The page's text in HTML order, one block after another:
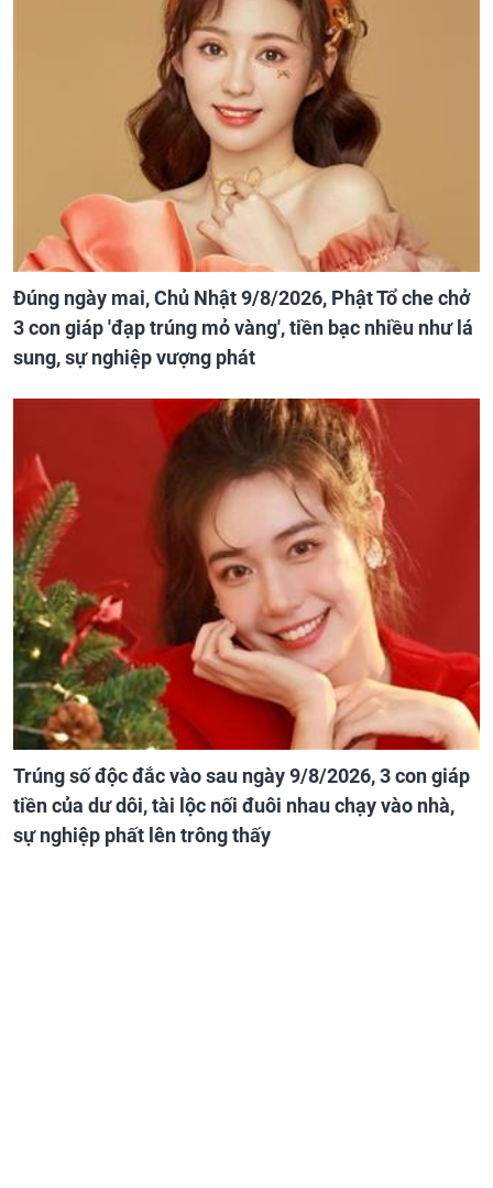
Đúng ngày mai, Chủ Nhật 9/8/2026, Phật Tổ che chở
3 con giáp 'đạp trúng mỏ vàng', tiền bạc nhiều như lá
sung, sự nghiệp vượng phát
Trúng số độc đắc vào sau ngày 9/8/2026, 3 con giáp
tiền của dư dôi, tài lộc nối đuôi nhau chạy vào nhà,
sự nghiệp phất lên trông thấy